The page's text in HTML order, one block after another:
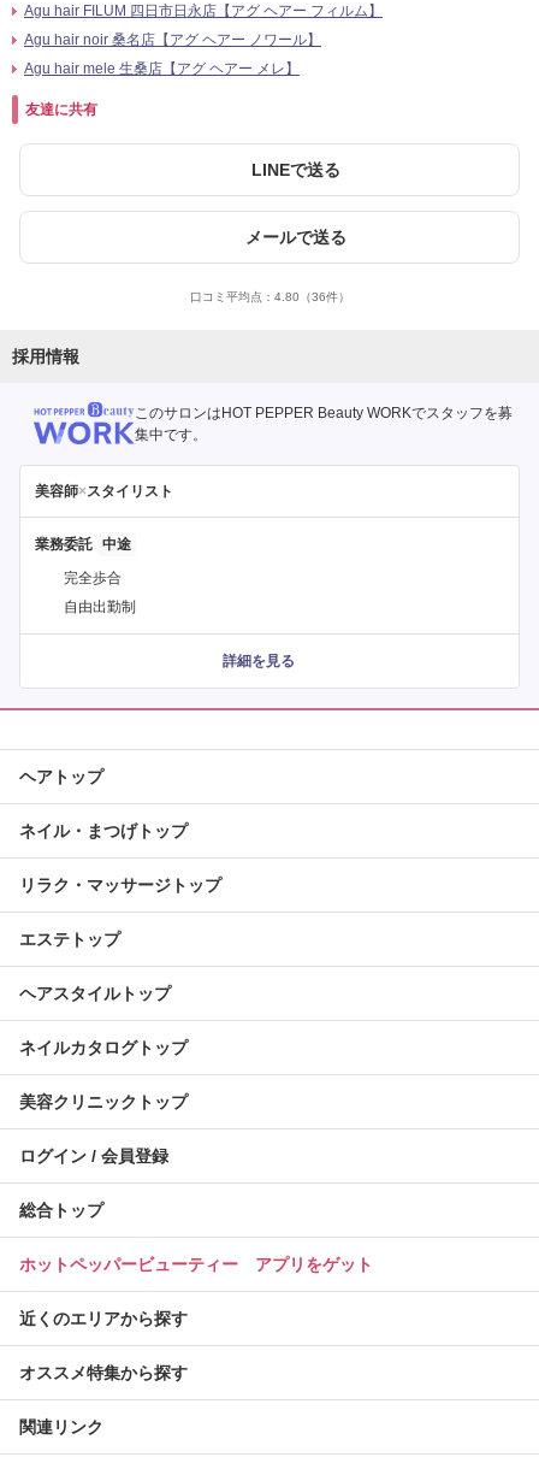
Agu hair FILUM 四日市日永店【アグ ヘアー フィルム】
Agu hair noir 桑名店【アグ ヘアー ノワール】
Agu hair mele 生桑店【アグ ヘアー メレ】
友達に共有
LINEで送る
メールで送る
口コミ平均点： 4.80 （36件）
採用情報
このサロンはHOT PEPPER Beauty WORKでスタッフを募
集中です。
美容師× スタイリスト
業務委託
完全歩合
自由出勤制
詳細を見る
ヘアトップ
ネイル・まつげトップ
リラク・マッサージトップ
エステトップ
ヘアスタイルトップ
ネイルカタログトップ
美容クリニックトップ
ログイン / 会員登録
総合トップ
ホットペッパービューティー アプリをゲット
近くのエリアから探す
オススメ特集から探す
関連リンク